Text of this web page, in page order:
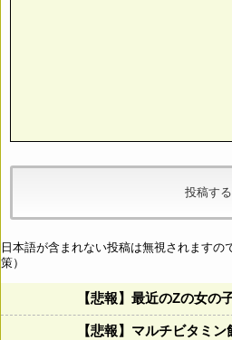
日本語が含まれない投稿は無視されますの
策）
【悲報】最近のZの女の
【悲報】マルチビタミ